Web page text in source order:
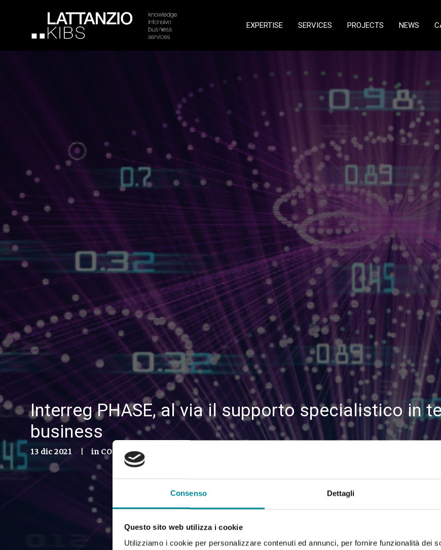
Consenso Dettagli
Questo sito web utilizza i cookie
Utilizziamo i cookie per personalizzare contenuti ed annunci, per fornire funzionalità dei
EXPERTISE SERVICES PROJECTS NEWS
Interreg PHASE, al via il supporto specialistico in
business
13 dic 2021 in COMMUNICATION